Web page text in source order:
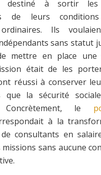
à sortir les
de leurs
Ils
sans statut
mettre en place une
était de les
réussi à conserver
que la sécurité
Concrètement, le
à la
consultants en
sans aucune